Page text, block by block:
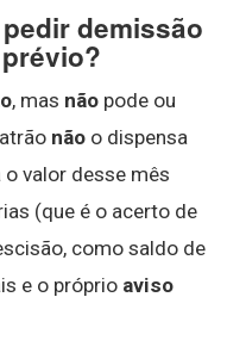
demissão
, mas não pode ou
não o dispensa
valor desse mês
(que é o acerto de
como saldo de
e o próprio aviso